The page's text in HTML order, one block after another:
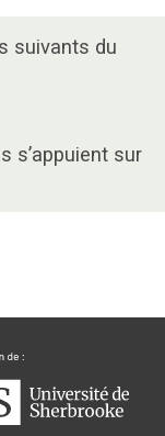
suivants du
s’appuient sur